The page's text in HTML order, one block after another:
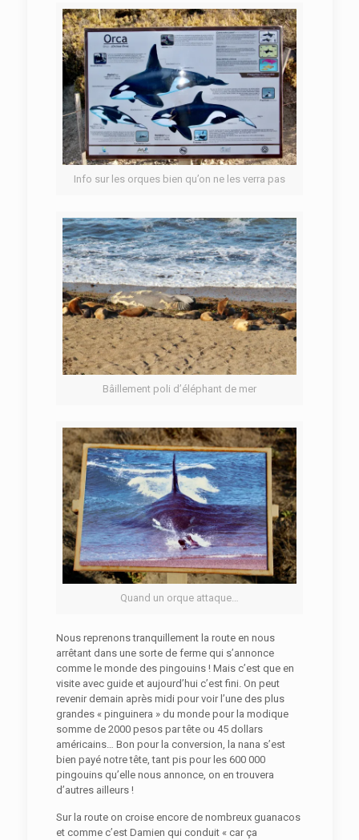
Info sur les orques bien qu’on ne les verra pas
Bâillement poli d’éléphant de mer
Quand un orque attaque…
Nous reprenons tranquillement la route en nous
arrêtant dans une sorte de ferme qui s’annonce
comme le monde des pingouins ! Mais c’est que en
visite avec guide et aujourd’hui c’est fini. On peut
revenir demain après midi pour voir l’une des plus
grandes « pinguinera » du monde pour la modique
somme de 2000 pesos par tête ou 45 dollars
américains… Bon pour la conversion, la nana s’est
bien payé notre tête, tant pis pour les 600 000
pingouins qu’elle nous annonce, on en trouvera
d’autres ailleurs !
Sur la route on croise encore de nombreux guanacos
et comme c’est Damien qui conduit « car ça